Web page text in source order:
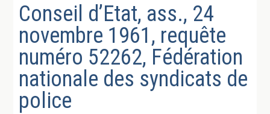
Conseil d’Etat, ass., 24
novembre 1961, requête
numéro 52262, Fédération
nationale des syndicats de
police